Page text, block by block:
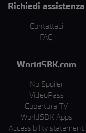
Richiedi assistenza
Contattaci
FAQ
WorldSBK.com
No Spoiler
VideoPass
Copertura TV
WorldSBK Apps
Accessibility statement